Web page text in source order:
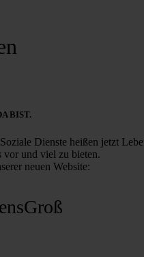
BIST.
Dienste heißen jetzt
vor und viel zu bieten.
neuen Website: